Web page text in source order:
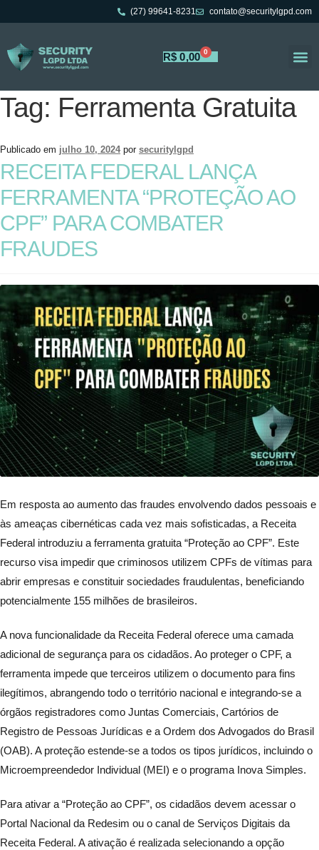
(27) 99641-8231 contato@securitylgpd.com
R$ 0,00 0
Tag: Ferramenta Gratuita
Publicado em julho 10, 2024 por securitylgpd
RECEITA FEDERAL LANÇA
FERRAMENTA “PROTEÇÃO AO
CPF” PARA COMBATER
FRAUDES
Em resposta ao aumento das fraudes envolvendo dados pessoais e
às ameaças cibernéticas cada vez mais sofisticadas, a Receita
Federal introduziu a ferramenta gratuita “Proteção ao CPF”. Este
recurso visa impedir que criminosos utilizem CPFs de vítimas para
abrir empresas e constituir sociedades fraudulentas, beneficiando
potencialmente 155 milhões de brasileiros.
A nova funcionalidade da Receita Federal oferece uma camada
adicional de segurança para os cidadãos. Ao proteger o CPF, a
ferramenta impede que terceiros utilizem o documento para fins
ilegítimos, abrangendo todo o território nacional e integrando-se a
órgãos registradores como Juntas Comerciais, Cartórios de
Registro de Pessoas Jurídicas e a Ordem dos Advogados do Brasil
(OAB). A proteção estende-se a todos os tipos jurídicos, incluindo o
Microempreendedor Individual (MEI) e o programa Inova Simples.
Para ativar a “Proteção ao CPF”, os cidadãos devem acessar o
Portal Nacional da Redesim ou o canal de Serviços Digitais da
Receita Federal. A ativação é realizada selecionando a opção